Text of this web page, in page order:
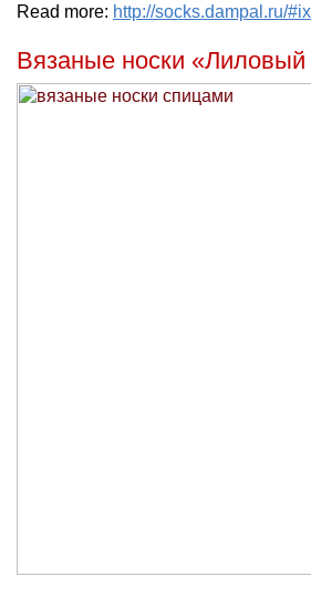
Read more: http://socks.dampal.ru/
Вязаные носки